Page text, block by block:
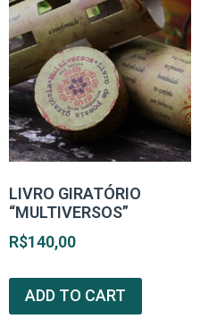
LIVRO GIRATÓRIO
“MULTIVERSOS”
R$140,00
ADD TO CART